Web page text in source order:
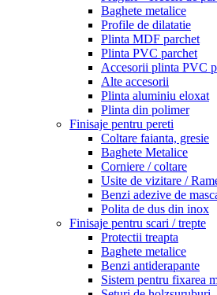
Baghete metalice
Profile de dilatatie
Plinta MDF parchet
Plinta PVC parchet
Accesorii plinta PVC
Alte accesorii
Plinta aluminiu eloxat
Plinta din polimer
Finisaje pentru pereti
Coltare faianta, gresie
Baghete Metalice
Corniere / coltare
Usite de vizitare /
Benzi adezive de
Polita de dus din inox
Finisaje pentru scari / trepte
Protectii treapta
Baghete metalice
Benzi antiderapante
Sistem pentru fixarea